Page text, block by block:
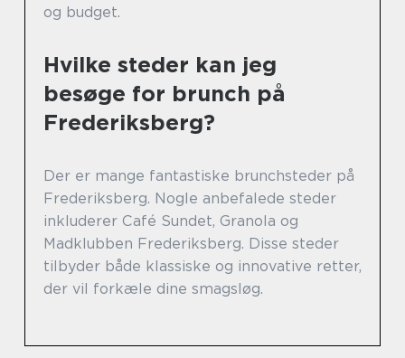
og budget.
Hvilke steder kan jeg
besøge for brunch på
Frederiksberg?
Der er mange fantastiske brunchsteder på
Frederiksberg. Nogle anbefalede steder
inkluderer Café Sundet, Granola og
Madklubben Frederiksberg. Disse steder
tilbyder både klassiske og innovative retter,
der vil forkæle dine smagsløg.